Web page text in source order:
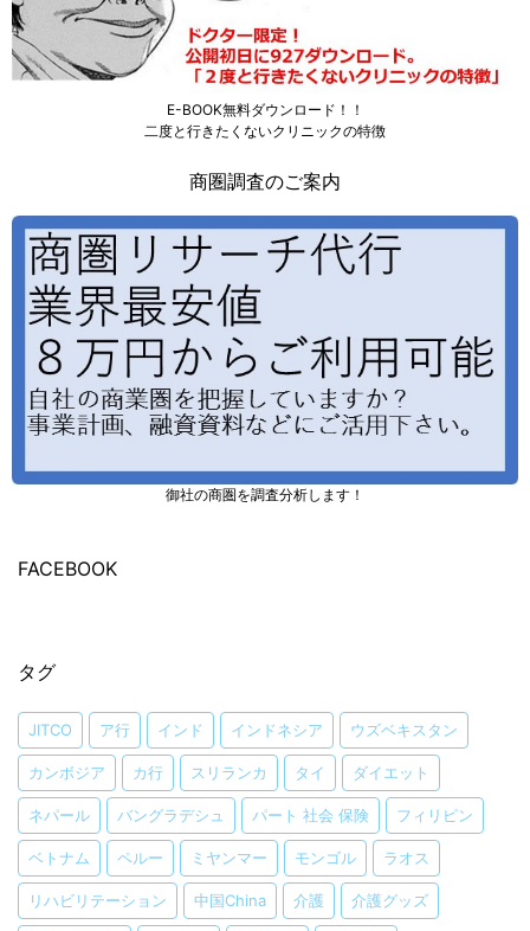
E-BOOK無料ダウンロード！！
二度と行きたくないクリニックの特徴
商圏調査のご案内
御社の商圏を調査分析します！
FACEBOOK
タグ
JITCO ア行 インド インドネシア ウズベキスタン
カンボジア カ行 スリランカ タイ ダイエット
ネパール バングラデシュ パート 社会 保険 フィリピン
ベトナム ペルー ミヤンマー モンゴル ラオス
リハビリテーション 中国China 介護 介護グッズ